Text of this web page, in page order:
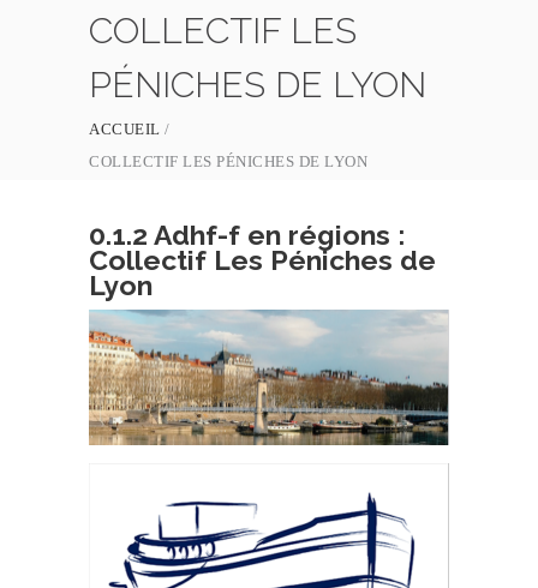
COLLECTIF LES
PÉNICHES DE LYON
ACCUEIL
COLLECTIF LES PÉNICHES DE LYON
0.1.2 Adhf-f en régions :
Collectif Les Péniches de
Lyon